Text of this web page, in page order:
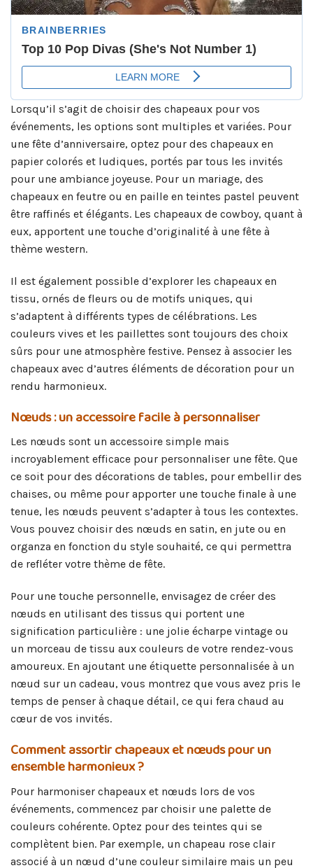
Lorsqu’il s’agit de choisir des chapeaux pour vos
événements, les options sont multiples et variées. Pour
une fête d’anniversaire, optez pour des chapeaux en
papier colorés et ludiques, portés par tous les invités
pour une ambiance joyeuse. Pour un mariage, des
chapeaux en feutre ou en paille en teintes pastel peuvent
être raffinés et élégants. Les chapeaux de cowboy, quant à
eux, apportent une touche d’originalité à une fête à
thème western.
Il est également possible d’explorer les chapeaux en
tissu, ornés de fleurs ou de motifs uniques, qui
s’adaptent à différents types de célébrations. Les
couleurs vives et les paillettes sont toujours des choix
sûrs pour une atmosphère festive. Pensez à associer les
chapeaux avec d’autres éléments de décoration pour un
rendu harmonieux.
Nœuds : un accessoire facile à personnaliser
Les nœuds sont un accessoire simple mais
incroyablement efficace pour personnaliser une fête. Que
ce soit pour des décorations de tables, pour embellir des
chaises, ou même pour apporter une touche finale à une
tenue, les nœuds peuvent s’adapter à tous les contextes.
Vous pouvez choisir des nœuds en satin, en jute ou en
organza en fonction du style souhaité, ce qui permettra
de refléter votre thème de fête.
Pour une touche personnelle, envisagez de créer des
nœuds en utilisant des tissus qui portent une
signification particulière : une jolie écharpe vintage ou
un morceau de tissu aux couleurs de votre rendez-vous
amoureux. En ajoutant une étiquette personnalisée à un
nœud sur un cadeau, vous montrez que vous avez pris le
temps de penser à chaque détail, ce qui fera chaud au
cœur de vos invités.
Comment assortir chapeaux et nœuds pour un
ensemble harmonieux ?
Pour harmoniser chapeaux et nœuds lors de vos
événements, commencez par choisir une palette de
couleurs cohérente. Optez pour des teintes qui se
complètent bien. Par exemple, un chapeau rose clair
associé à un nœud d’une couleur similaire mais un peu